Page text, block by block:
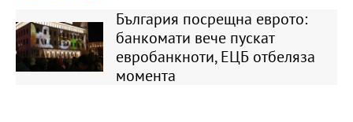
България посрещна еврото:
банкомати вече пускат
евробанкноти, ЕЦБ отбеляза
момента